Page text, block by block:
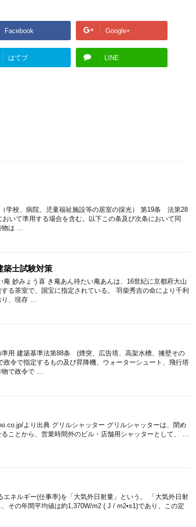
Facebook Google+
はてブ LINE
学校、病院、児童福祉施設等の居室の採光） 第19条 法第28
いて準用する場合を含む。以下この条及び次条において同
物は …
築士試験対策
庵 妙みょう喜 き庵あん待たい庵あんは、16世紀に京都府大山
る茶室で、国宝に指定されている。 羽柴秀吉の命により千利
り、現存 …
用 建築基準法第88条 (煙突、広告塔、高架水槽、擁壁その
政令で指定するもの及び昇降機、ウォーターシュート、飛行塔
物で政令で …
より出典 グリルシャッター グリルシャッターは、閉め
ことから、営業時間外のビル・店舗用シャッターとして、 …
エネルギー(仕事率)を「大気外日射量」という。 「大気外日射
その年間平均値は約1,370W/m2 ( J / m2•s1)であり、この定